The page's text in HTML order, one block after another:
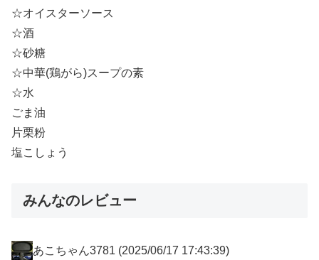
☆オイスターソース
☆酒
☆砂糖
☆中華(鶏がら)スープの素
☆水
ごま油
片栗粉
塩こしょう
みんなのレビュー
あこちゃん3781 (2025/06/17 17:43:39)